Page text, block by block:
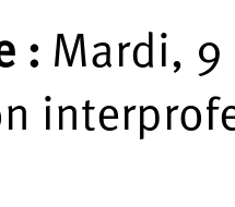
: Mardi, 9